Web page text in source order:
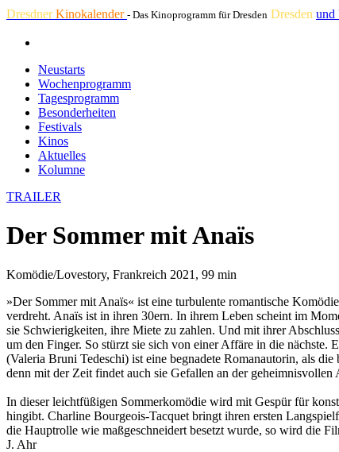
DresdnerKinokalender - Das Kinoprogramm für Dresden Dresden und
Neustarts
Wochenprogramm
Tagesprogramm
Besonderheiten
Festivals
Kinos
Aktuelles
Kolumne
TRAILER
Der Sommer mit Anaïs
Komödie/Lovestory, Frankreich 2021, 99 min
»Der Sommer mit Anaïs« ist eine turbulente romantische
verdreht. Anaïs ist in ihren 30ern. In ihrem Leben scheint im
sie Schwierigkeiten, ihre Miete zu zahlen. Und mit ihrer
um den Finger. So stürzt sie sich von einer Affäre in die
(Valeria Bruni Tedeschi) ist eine begnadete Romanautorin, als
denn mit der Zeit findet auch sie Gefallen an der geheimnisvollen
In dieser leichtfüßigen Sommerkomödie wird mit Gespür für
hingibt. Charline Bourgeois-Tacquet bringt ihren ersten
die Hauptrolle wie maßgeschneidert besetzt wurde, so wird die
J. Ahr